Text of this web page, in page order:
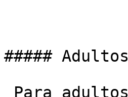
##### Adultos